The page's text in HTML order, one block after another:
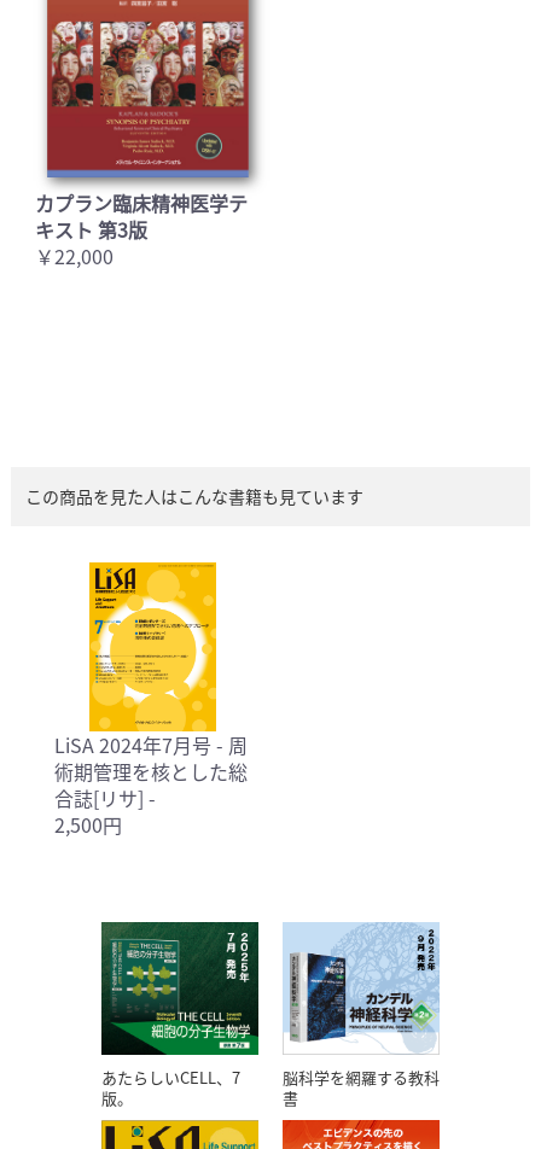
カプラン臨床精神医学テ
キスト 第3版
￥22,000
この商品を見た人はこんな書籍も見ています
LiSA 2024年7月号 - 周
術期管理を核とした総
合誌[リサ] -
2,500円
あたらしいCELL、7
版。
脳科学を網羅する教科
書